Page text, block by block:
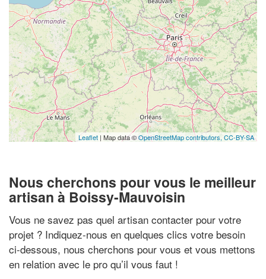
Leaflet | Map data ©OpenStreetMap contributors, CC-BY-SA
Nous cherchons pour vous le meilleur
artisan à Boissy-Mauvoisin
Vous ne savez pas quel artisan contacter pour votre
projet ? Indiquez-nous en quelques clics votre besoin
ci-dessous, nous cherchons pour vous et vous mettons
en relation avec le pro qu’il vous faut !